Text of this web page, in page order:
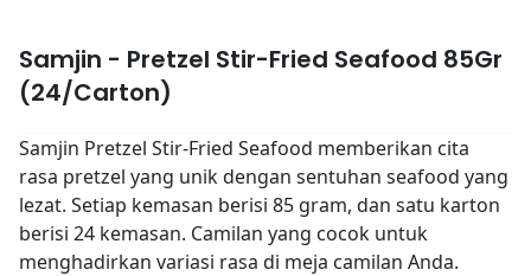
Samjin - Pretzel Stir-Fried Seafood 85Gr
(24/Carton)
Samjin Pretzel Stir-Fried Seafood memberikan cita
rasa pretzel yang unik dengan sentuhan seafood yang
lezat. Setiap kemasan berisi 85 gram, dan satu karton
berisi 24 kemasan. Camilan yang cocok untuk
menghadirkan variasi rasa di meja camilan Anda.